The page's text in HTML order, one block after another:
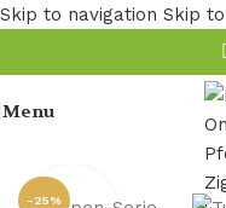
Skip to navigation Skip
Menu
-25%